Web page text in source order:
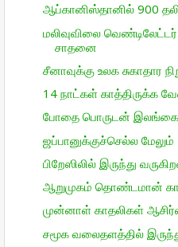
ஆப்கானிஸ்தானில் 900
மலிவுவிலை
சாதனை
சீனாவுக்கு உலக சுகாதார
14 நாட்கள் காத்திருக்க
போதை பொருடன் இலங்கை
ஜப்பானுக்குச்செல்ல மேலும்
பிறேஸிலில் இருந்து
ஆறுமுகம் தொண்டமான்
முன்னாள் காதலிகள்
சமூக வலைதளத்தில்